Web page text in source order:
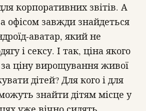
корпоративних звітів. А
офісом завжди знайдеться
аватар, який не
і сексу. І так, ціна якого
ціну вирощування живої
дітей? Для кого і для
знайти дітям місце у